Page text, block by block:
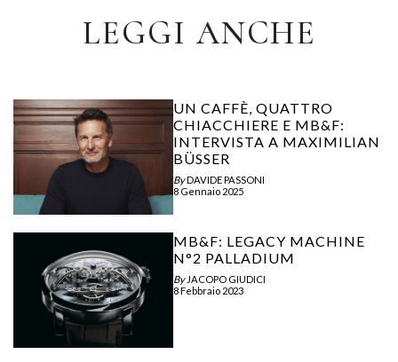
LEGGI ANCHE
UN CAFFÈ, QUATTRO
CHIACCHIERE E MB&F:
INTERVISTA A MAXIMILIAN
BÜSSER
ByDAVIDE PASSONI
8 Gennaio 2025
MB&F: LEGACY MACHINE
N°2 PALLADIUM
By JACOPO GIUDICI
8 Febbraio 2023